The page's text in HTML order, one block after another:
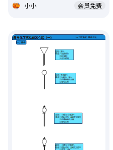
小小
会员免费